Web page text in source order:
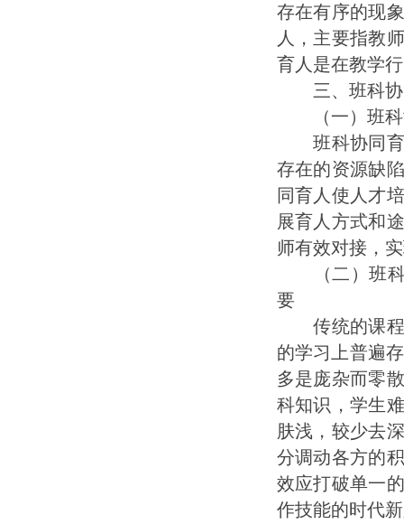
存在有序的现
人，主要指教
育人是在教学
三、班科协
（一）班科
班科协同育
存在的资源缺
同育人使人才
展育人方式和
师有效对接，
（二）班科
要
传统的课程
的学习上普遍
多是庞杂而零
科知识，学生
肤浅，较少去
分调动各方的
效应打破单一
作技能的时代